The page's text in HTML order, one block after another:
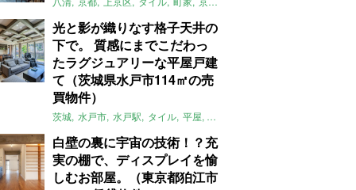
光と影が織りなす格子天井の
下で。 質感にまでこだわっ
たラグジュアリーな平屋戸建
て（茨城県水戸市114㎡の売
買物件）
茨城 水戸市 水戸駅 タイル 平屋 一軒家
白壁の裏に宇宙の技術！？充
実の棚で、ディスプレイを愉
しむお部屋。（東京都狛江市